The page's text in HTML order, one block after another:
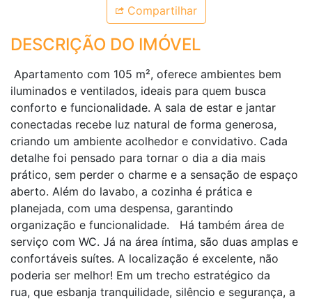
Compartilhar
DESCRIÇÃO DO IMÓVEL
Apartamento com 105 m², oferece ambientes bem
iluminados e ventilados, ideais para quem busca
conforto e funcionalidade. A sala de estar e jantar
conectadas recebe luz natural de forma generosa,
criando um ambiente acolhedor e convidativo. Cada
detalhe foi pensado para tornar o dia a dia mais
prático, sem perder o charme e a sensação de espaço
aberto. Além do lavabo, a cozinha é prática e
planejada, com uma despensa, garantindo
organização e funcionalidade. Há também área de
serviço com WC. Já na área íntima, são duas amplas e
confortáveis suítes. A localização é excelente, não
poderia ser melhor! Em um trecho estratégico da
rua, que esbanja tranquilidade, silêncio e segurança, a